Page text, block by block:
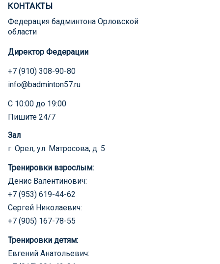
КОНТАКТЫ
Федерация бадминтона Орловской
области
Директор Федерации
+7 (910) 308-90-80
info@badminton57.ru
С 10:00 до 19:00
Пишите 24/7
Зал
г. Орел, ул. Матросова, д. 5
Тренировки взрослым:
Денис Валентинович:
+7 (953) 619-44-62
Сергей Николаевич:
+7 (905) 167-78-55
Тренировки детям:
Евгений Анатольевич: